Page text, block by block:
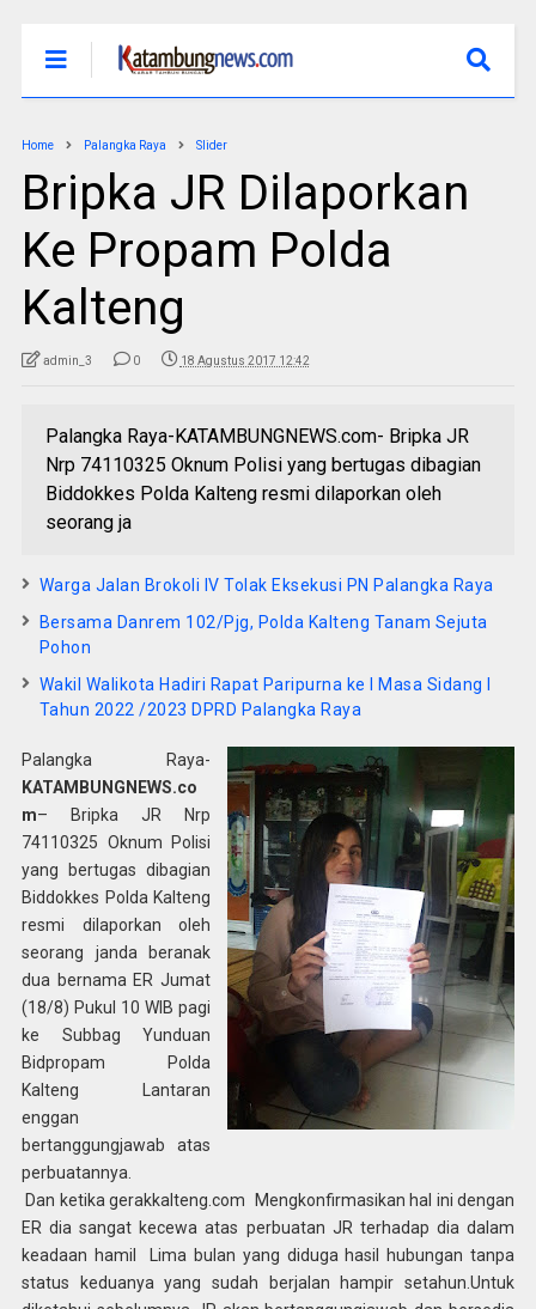
Home Palangka Raya Slider
Bripka JR Dilaporkan
Ke Propam Polda
Kalteng
admin_3 0 18 Agustus 2017 12:42
Palangka Raya-KATAMBUNGNEWS.com- Bripka JR
Nrp 74110325 Oknum Polisi yang bertugas dibagian
Biddokkes Polda Kalteng resmi dilaporkan oleh
seorang ja
Warga Jalan Brokoli IV Tolak Eksekusi PN Palangka Raya
Bersama Danrem 102/Pjg, Polda Kalteng Tanam Sejuta
Pohon
Wakil Walikota Hadiri Rapat Paripurna ke I Masa Sidang I
Tahun 2022 /2023 DPRD Palangka Raya
Palangka Raya-
KATAMBUNGNEWS.co
m– Bripka JR Nrp
74110325 Oknum Polisi
yang bertugas dibagian
Biddokkes Polda Kalteng
resmi dilaporkan oleh
seorang janda beranak
dua bernama ER Jumat
(18/8) Pukul 10 WIB pagi
ke Subbag Yunduan
Bidpropam Polda
Kalteng Lantaran
enggan
bertanggungjawab atas
perbuatannya.
Dan ketika gerakkalteng.com Mengkonfirmasikan hal ini dengan
ER dia sangat kecewa atas perbuatan JR terhadap dia dalam
keadaan hamil Lima bulan yang diduga hasil hubungan tanpa
status keduanya yang sudah berjalan hampir setahun.Untuk